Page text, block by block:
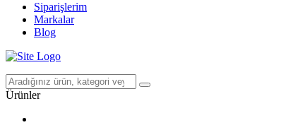
Siparişlerim
Markalar
Blog
Ürünler